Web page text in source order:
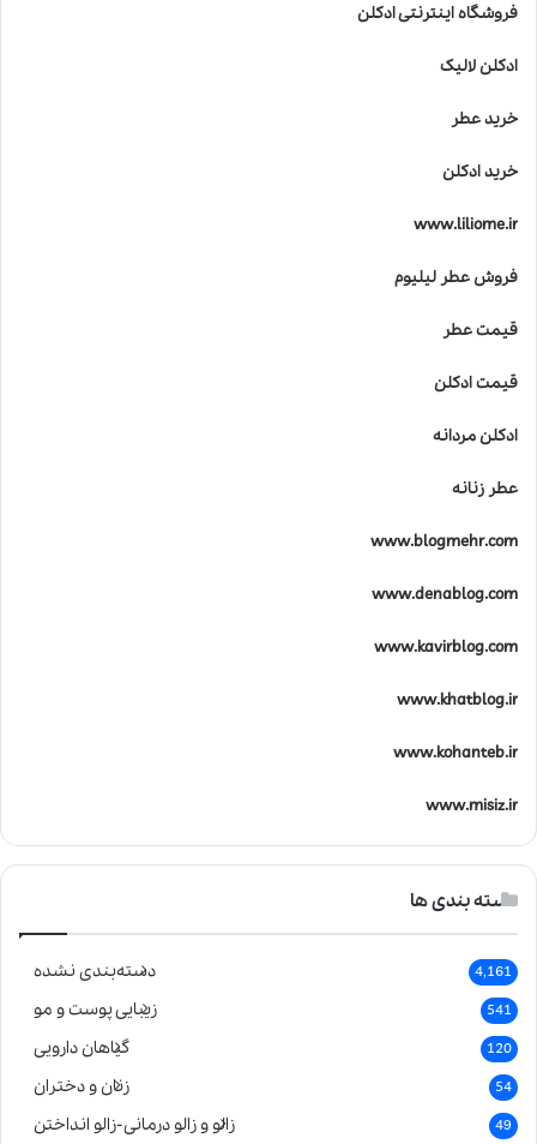
فروشگاه اینترنتی ادکلن
ادکلن لالیک
خرید عطر
خرید ادکلن
www.liliome.ir
فروش عطر لیلیوم
قیمت عطر
قیمت ادکلن
ادکلن مردانه
عطر زنانه
www.blogmehr.com
www.denablog.com
www.kavirblog.com
www.khatblog.ir
www.kohanteb.ir
www.misiz.ir
دسته بندی ها
دسته‌بندی نشده 4,161
زیبایی پوست و مو 541
گیاهان دارویی 120
زنان و دختران 54
زالو و زالو درمانی-زالو انداختن 49